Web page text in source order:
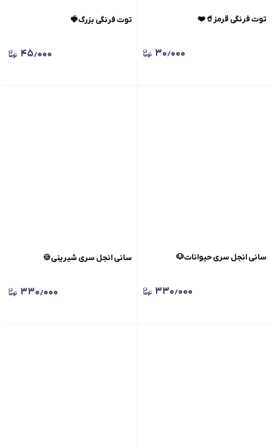
توت فرنگی قرمز🥤❤️
۳۰٫۰۰۰
توت فرنگی بزرگ🍓
۴۵٫۰۰۰
سانی انجل سری حیوانات🐶
۳۳۰٫۰۰۰
سانی انجل سری شیرینی🍪
۳۳۰٫۰۰۰